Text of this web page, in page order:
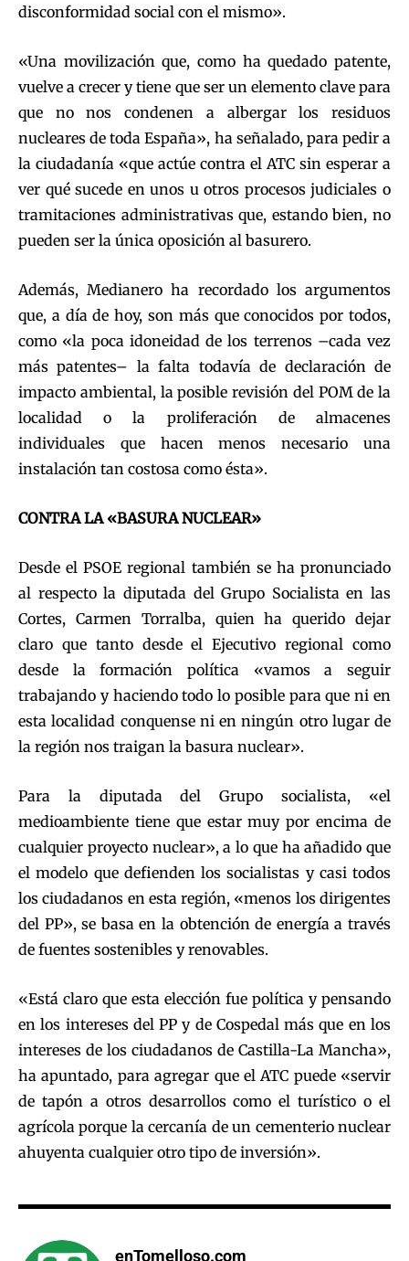
disconformidad social con el mismo».
«Una movilización que, como ha quedado patente,
vuelve a crecer y tiene que ser un elemento clave para
que no nos condenen a albergar los residuos
nucleares de toda España», ha señalado, para pedir a
la ciudadanía «que actúe contra el ATC sin esperar a
ver qué sucede en unos u otros procesos judiciales o
tramitaciones administrativas que, estando bien, no
pueden ser la única oposición al basurero.
Además, Medianero ha recordado los argumentos
que, a día de hoy, son más que conocidos por todos,
como «la poca idoneidad de los terrenos –cada vez
más patentes– la falta todavía de declaración de
impacto ambiental, la posible revisión del POM de la
localidad o la proliferación de almacenes
individuales que hacen menos necesario una
instalación tan costosa como ésta».
CONTRA LA «BASURA NUCLEAR»
Desde el PSOE regional también se ha pronunciado
al respecto la diputada del Grupo Socialista en las
Cortes, Carmen Torralba, quien ha querido dejar
claro que tanto desde el Ejecutivo regional como
desde la formación política «vamos a seguir
trabajando y haciendo todo lo posible para que ni en
esta localidad conquense ni en ningún otro lugar de
la región nos traigan la basura nuclear».
Para la diputada del Grupo socialista, «el
medioambiente tiene que estar muy por encima de
cualquier proyecto nuclear», a lo que ha añadido que
el modelo que defienden los socialistas y casi todos
los ciudadanos en esta región, «menos los dirigentes
del PP», se basa en la obtención de energía a través
de fuentes sostenibles y renovables.
«Está claro que esta elección fue política y pensando
en los intereses del PP y de Cospedal más que en los
intereses de los ciudadanos de Castilla-La Mancha»,
ha apuntado, para agregar que el ATC puede «servir
de tapón a otros desarrollos como el turístico o el
agrícola porque la cercanía de un cementerio nuclear
ahuyenta cualquier otro tipo de inversión».
enTomelloso.com